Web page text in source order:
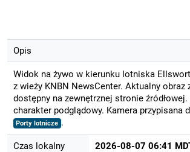
Opis
Widok na żywo w kierunku lotniska
z wieży KNBN NewsCenter. Aktualny obraz
dostępny na zewnętrznej stronie
charakter podglądowy. Kamera przypisana
Porty lotnicze .
Czas lokalny 2026-08-07 06:41